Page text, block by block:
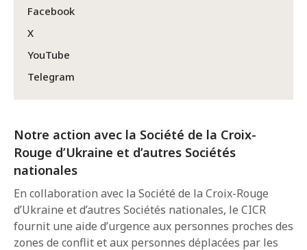
Facebook
X
YouTube
Telegram
Notre action avec la Société de la Croix-
Rouge d’Ukraine et d’autres Sociétés
nationales
En collaboration avec la Société de la Croix-Rouge
d’Ukraine et d’autres Sociétés nationales, le CICR
fournit une aide d’urgence aux personnes proches des
zones de conflit et aux personnes déplacées par les